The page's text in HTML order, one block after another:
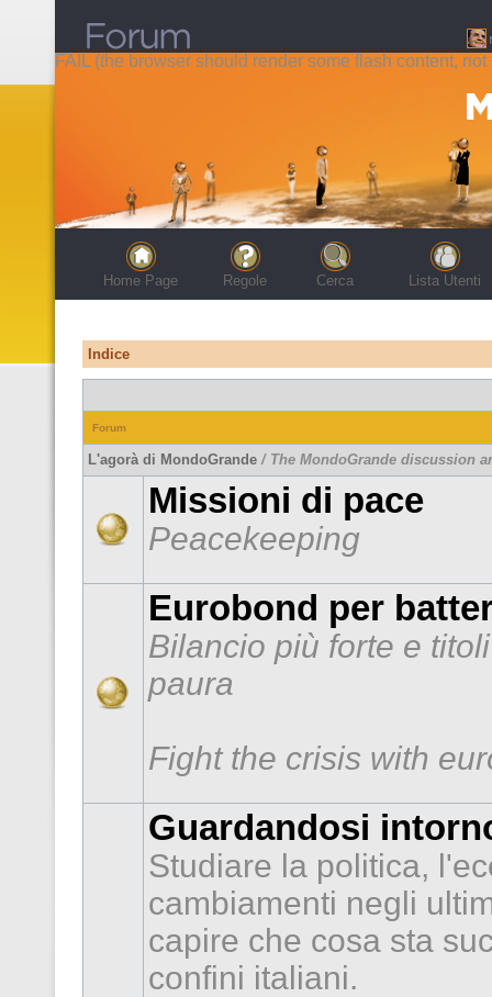
FAIL (the browser should render some flash content, not
Home Page Regole Cerca Lista Utenti
Indice
Forum
L'agorà di MondoGrande / The MondoGrande discussion
Missioni di pace
Peacekeeping
Eurobond per
Bilancio più forte e
paura
Fight the crisis with
Guardandosi
Studiare la politica,
cambiamenti negli
capire che cosa sta
confini italiani.